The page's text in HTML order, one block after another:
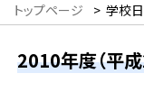
トップページ > 学校
2010年度（平